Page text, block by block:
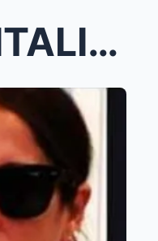
KIKO MATAMOROS ES HOSPITALIZADO TRAS